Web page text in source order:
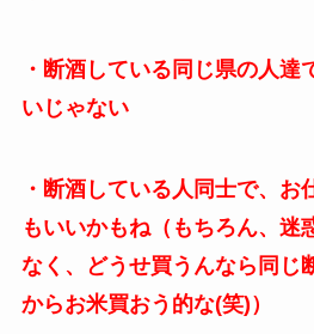
・断酒している同じ県の人達
いじゃない
・断酒している人同士で、お
もいいかもね（もちろん、迷
なく、どうせ買うんなら同じ
からお米買おう的な(笑)）